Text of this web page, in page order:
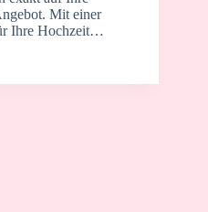
Mit einer
Ihre Hochzeit…